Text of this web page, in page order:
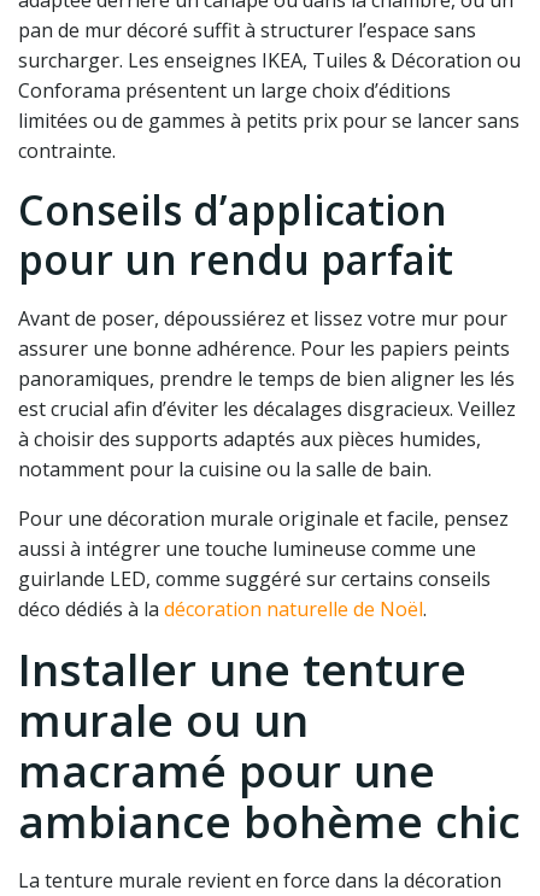
pan de mur décoré suffit à structurer l’espace sans
surcharger. Les enseignes IKEA, Tuiles & Décoration ou
Conforama présentent un large choix d’éditions
limitées ou de gammes à petits prix pour se lancer sans
contrainte.
Conseils d’application
pour un rendu parfait
Avant de poser, dépoussiérez et lissez votre mur pour
assurer une bonne adhérence. Pour les papiers peints
panoramiques, prendre le temps de bien aligner les lés
est crucial afin d’éviter les décalages disgracieux. Veillez
à choisir des supports adaptés aux pièces humides,
notamment pour la cuisine ou la salle de bain.
Pour une décoration murale originale et facile, pensez
aussi à intégrer une touche lumineuse comme une
guirlande LED, comme suggéré sur certains conseils
déco dédiés à la décoration naturelle de Noël.
Installer une tenture
murale ou un
macramé pour une
ambiance bohème chic
La tenture murale revient en force dans la décoration